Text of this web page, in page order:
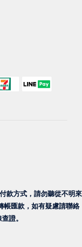
款方式，請勿聽從不明來
帳匯款，如有疑慮請聯絡
證。